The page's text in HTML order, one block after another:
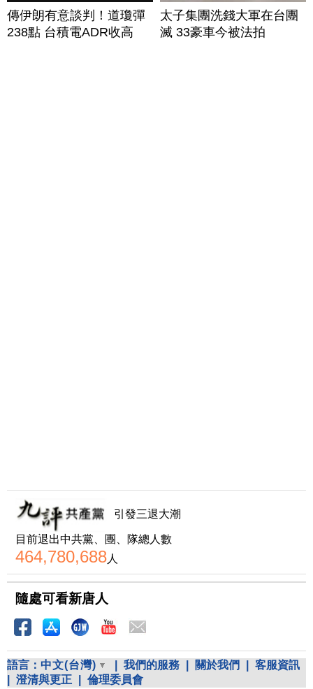
傳伊朗有意談判！道瓊彈
238點 台積電ADR收高
太子集團洗錢大軍在台團
滅 33豪車今被法拍
引發三退大潮
目前退出中共黨、團、隊總人數
464,780,688人
隨處可看新唐人
語言： 中文(台灣) 我們的服務 關於我們
客服資訊
澄清與更正 倫理委員會